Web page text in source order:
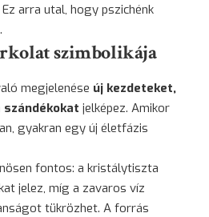
arra utal, hogy pszichénk
szimbolikája
megjelenése új kezdeteket,
jelképez. Amikor
gyakran egy új életfázis
fontos: a kristálytiszta
jelez, míg a zavaros víz
tükrözhet. A forrás